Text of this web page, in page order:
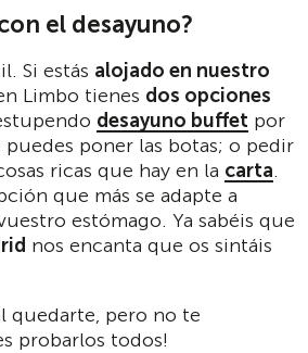
el desayuno?
Si estás alojado en nuestro
Limbo tienes dos opciones
desayuno buffet por
poner las botas; o pedir
ricas que hay en la carta.
que más se adapte a
estómago. Ya sabéis que
nos encanta que os sintáis
quedarte, pero no te
probarlos todos!